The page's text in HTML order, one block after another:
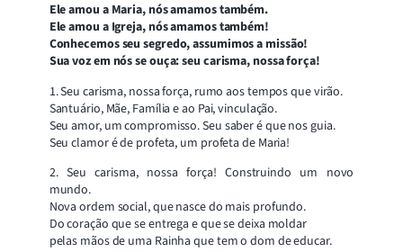
Ele amou a Maria, nós amamos também.
Ele amou a Igreja, nós amamos também!
Conhecemos seu segredo, assumimos a missão!
Sua voz em nós se ouça: seu carisma, nossa força!
1. Seu carisma, nossa força, rumo aos tempos que virão.
Santuário, Mãe, Família e ao Pai, vinculação.
Seu amor, um compromisso. Seu saber é que nos guia.
Seu clamor é de profeta, um profeta de Maria!
2. Seu carisma, nossa força! Construindo um novo
mundo.
Nova ordem social, que nasce do mais profundo.
Do coração que se entrega e que se deixa moldar
pelas mãos de uma Rainha que tem o dom de educar.